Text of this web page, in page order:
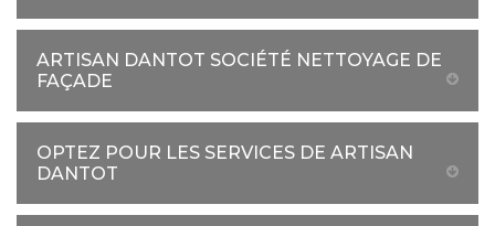
ARTISAN DANTOT SOCIÉTÉ NETTOYAGE DE
FAÇADE
OPTEZ POUR LES SERVICES DE ARTISAN
DANTOT